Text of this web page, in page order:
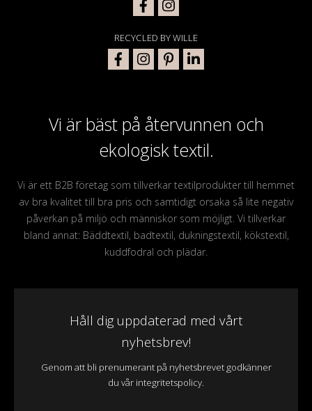
Vi är bäst på återvunnen och
ekologisk textil.
Vi är ett B2B företag som tillverkar textilprodukter till hemmet
av bra kvalitet till bra pris och samtidigt orsaka så lite negativ
påverkan på miljö och människor som möjligt. Vi tillverkar
bland annat: Bäddtextil, badtextil, dukningstextil, kökstextil,
kuddfodral och plädar.
Håll dig uppdaterad med vårt
nyhetsbrev!
Genom att bli prenumerant på nyhetsbrevet godkänner
du vår integritetspolicy.
RECYCLED BY WILLE